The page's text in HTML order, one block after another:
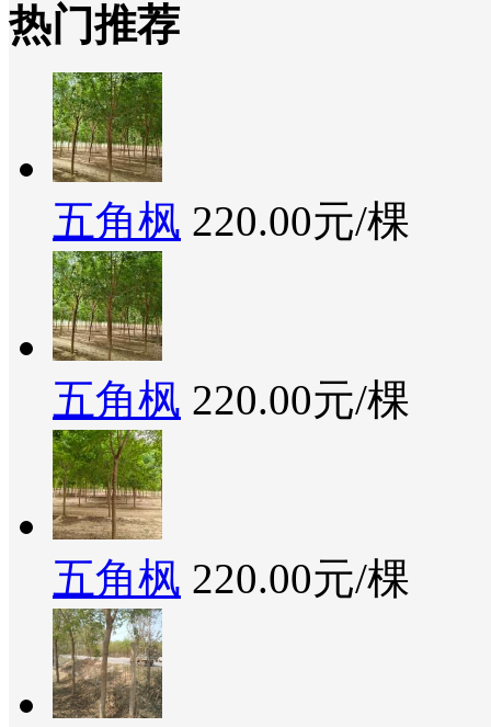
热门推荐
五角枫 220.00元/棵
五角枫 220.00元/棵
五角枫 220.00元/棵